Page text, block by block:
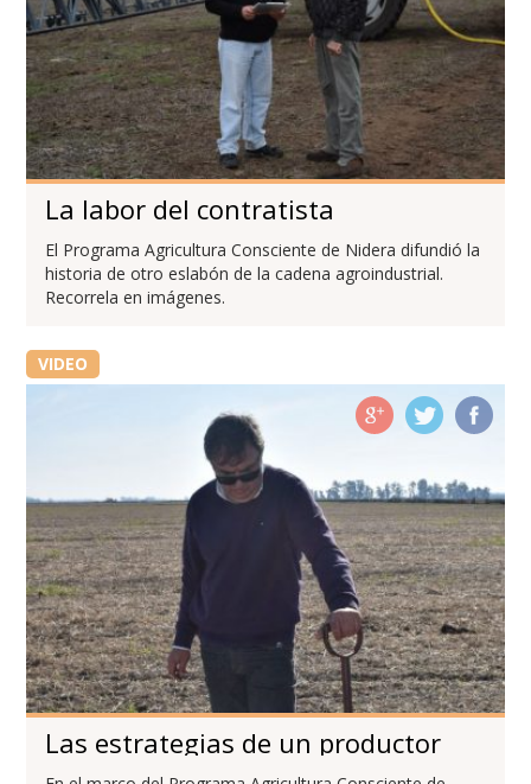
La labor del contratista
El Programa Agricultura Consciente de Nidera difundió la
historia de otro eslabón de la cadena agroindustrial.
Recorrela en imágenes.
VIDEO
Las estrategias de un productor